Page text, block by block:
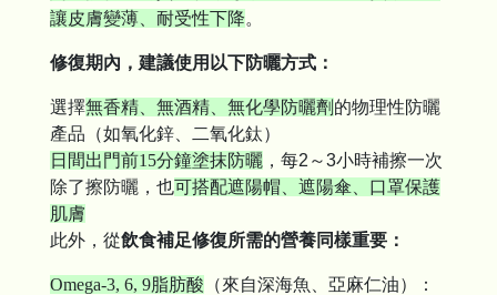
讓皮膚變薄、耐受性下降。
修復期內，建議使用以下防曬方式：
選擇無香精、無酒精、無化學防曬劑 的物理性防曬
產品（如氧化鋅、二氧化鈦）
日間出門前15分鐘塗抹防曬 ，每2～3小時補擦一次
除了擦防曬，也可搭配遮陽帽、遮陽傘、口罩保護
肌膚
此外，從飲食補足修復所需的營養同樣重要：
Omega-3, 6, 9脂肪酸 （來自深海魚、亞麻仁油）：